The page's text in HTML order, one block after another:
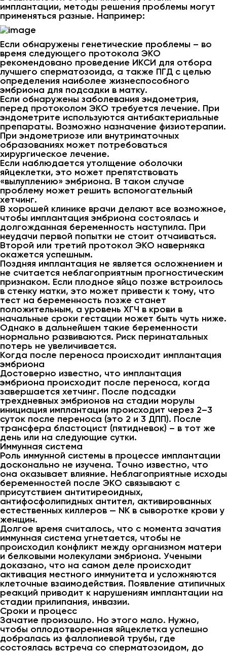
имплантации, методы решения проблемы могут
применяться разные. Например:
Если обнаружены генетические проблемы – во
время следующего протокола ЭКО
рекомендовано проведение ИКСИ для отбора
лучшего сперматозоида, а также ПГД с целью
определения наиболее жизнеспособного
эмбриона для подсадки в матку.
Если обнаружены заболевания эндометрия,
перед протоколом ЭКО требуется лечение. При
эндометрите используются антибактериальные
препараты. Возможно назначение физиотерапии.
При эндометриозе или внутриматочных
образованиях может потребоваться
хирургическое лечение.
Если наблюдается утолщение оболочки
яйцеклетки, это может препятствовать
«вылуплению» эмбриона. В таком случае
проблему может решить вспомогательный
хетчинг.
В хорошей клинике врачи делают все возможное,
чтобы имплантация эмбриона состоялась и
долгожданная беременность наступила. При
неудачи первой попытки не стоит отчаиваться.
Второй или третий протокол ЭКО наверняка
окажется успешным.
Поздняя имплантация не является осложнением и
не считается неблагоприятным прогностическим
признаком. Если плодное яйцо позже встроилось
в стенку матки, это может привести к тому, что
тест на беременность позже станет
положительным, а уровень ХГЧ в крови в
начальные сроки гестации может быть чуть ниже.
Однако в дальнейшем такие беременности
нормально развиваются. Риск перинатальных
потерь не увеличивается.
Когда после переноса происходит имплантация
эмбриона
Достоверно известно, что имплантация
эмбриона происходит после переноса, когда
завершается хетчинг. После подсадки
трехдневных эмбрионов на стадии морулы
инициация имплантации происходит через 2–3
суток после переноса (это 2 и 3 ДПП). После
трансфера бластоцист (пятидневок) – в тот же
день или на следующие сутки.
Иммунная система
Роль иммунной системы в процессе имплантации
досконально не изучена. Точно известно, что
она оказывает влияние. Неблагоприятные исходы
беременностей после ЭКО связывают с
присутствием антитиреоидных,
антифосфолипидных антител, активированных
естественных киллеров — NK в сыворотке крови у
женщин.
Долгое время считалось, что с момента зачатия
иммунная система угнетается, чтобы не
происходил конфликт между организмом матери
и белковыми молекулами эмбриона. Учеными
доказано, что на самом деле происходит
активация местного иммунитета и усложняются
клеточные взаимодействия. Появление атипичных
реакций приводит к нарушениям имплантации на
стадии прилипания, инвазии.
Сроки и процесс
Зачатие произошло. Но этого мало. Нужно,
чтобы оплодотворенная яйцеклетка успешно
добралась из фаллопиевой трубы, где
состоялась встреча со сперматозоидом, до